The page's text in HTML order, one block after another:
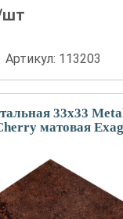
шт
Артикул: 113203
33x33
матовая